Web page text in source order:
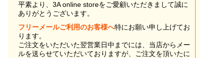
平素より、3A online storeをご愛顧いただきまして誠に
ありがとうございます。
フリーメールご利用のお客様へ特にお願い申し上げてお
ります。
ご注文をいただいた翌営業日中までには、当店からメー
ルを送らせていただいておりますが、ご注文を頂いたに